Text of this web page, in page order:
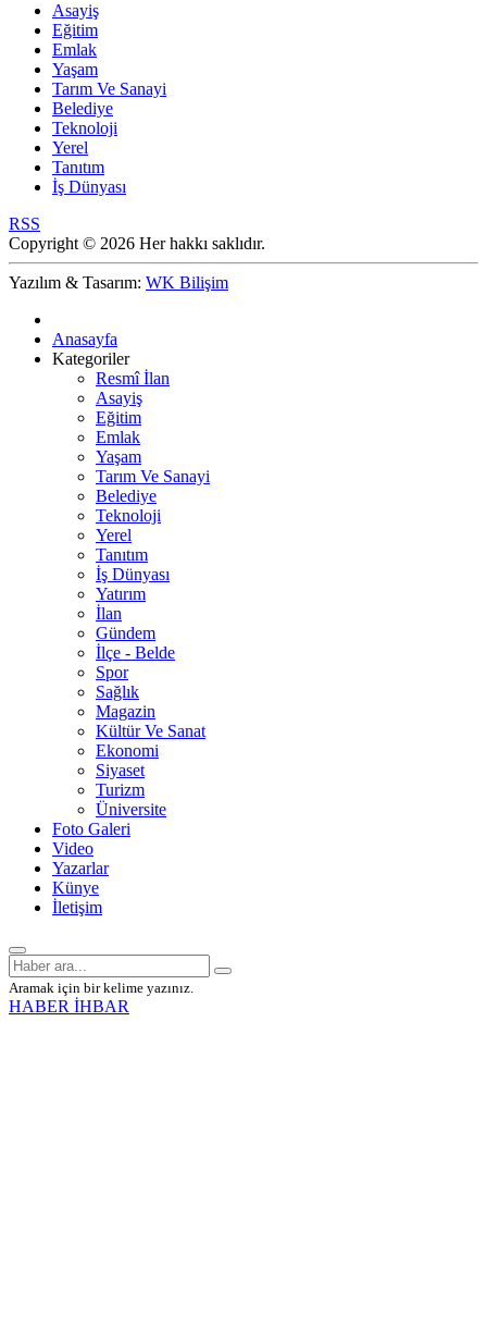
Asayiş
Eğitim
Emlak
Yaşam
Tarım Ve Sanayi
Belediye
Teknoloji
Yerel
Tanıtım
İş Dünyası
RSS
Copyright © 2026 Her hakkı saklıdır.
Yazılım & Tasarım: WK Bilişim
Anasayfa
Kategoriler
Resmî İlan
Asayiş
Eğitim
Emlak
Yaşam
Tarım Ve Sanayi
Belediye
Teknoloji
Yerel
Tanıtım
İş Dünyası
Yatırım
İlan
Gündem
İlçe - Belde
Spor
Sağlık
Magazin
Kültür Ve Sanat
Ekonomi
Siyaset
Turizm
Üniversite
Foto Galeri
Video
Yazarlar
Künye
İletişim
Aramak için bir kelime yazınız.
HABER İHBAR